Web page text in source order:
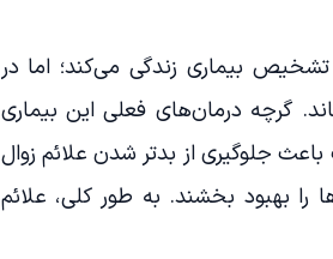
به طور متوسط ۴ تا ۸ سال پس از تشخیص بیماری زندگی می‌کند؛ اما در
می‌تواند زنده بماند. گرچه درمان‌های فعلی این بیماری
جلوگیری از بدتر شدن علائم زوال
را بهبود بخشند. به طور کلی، علائم